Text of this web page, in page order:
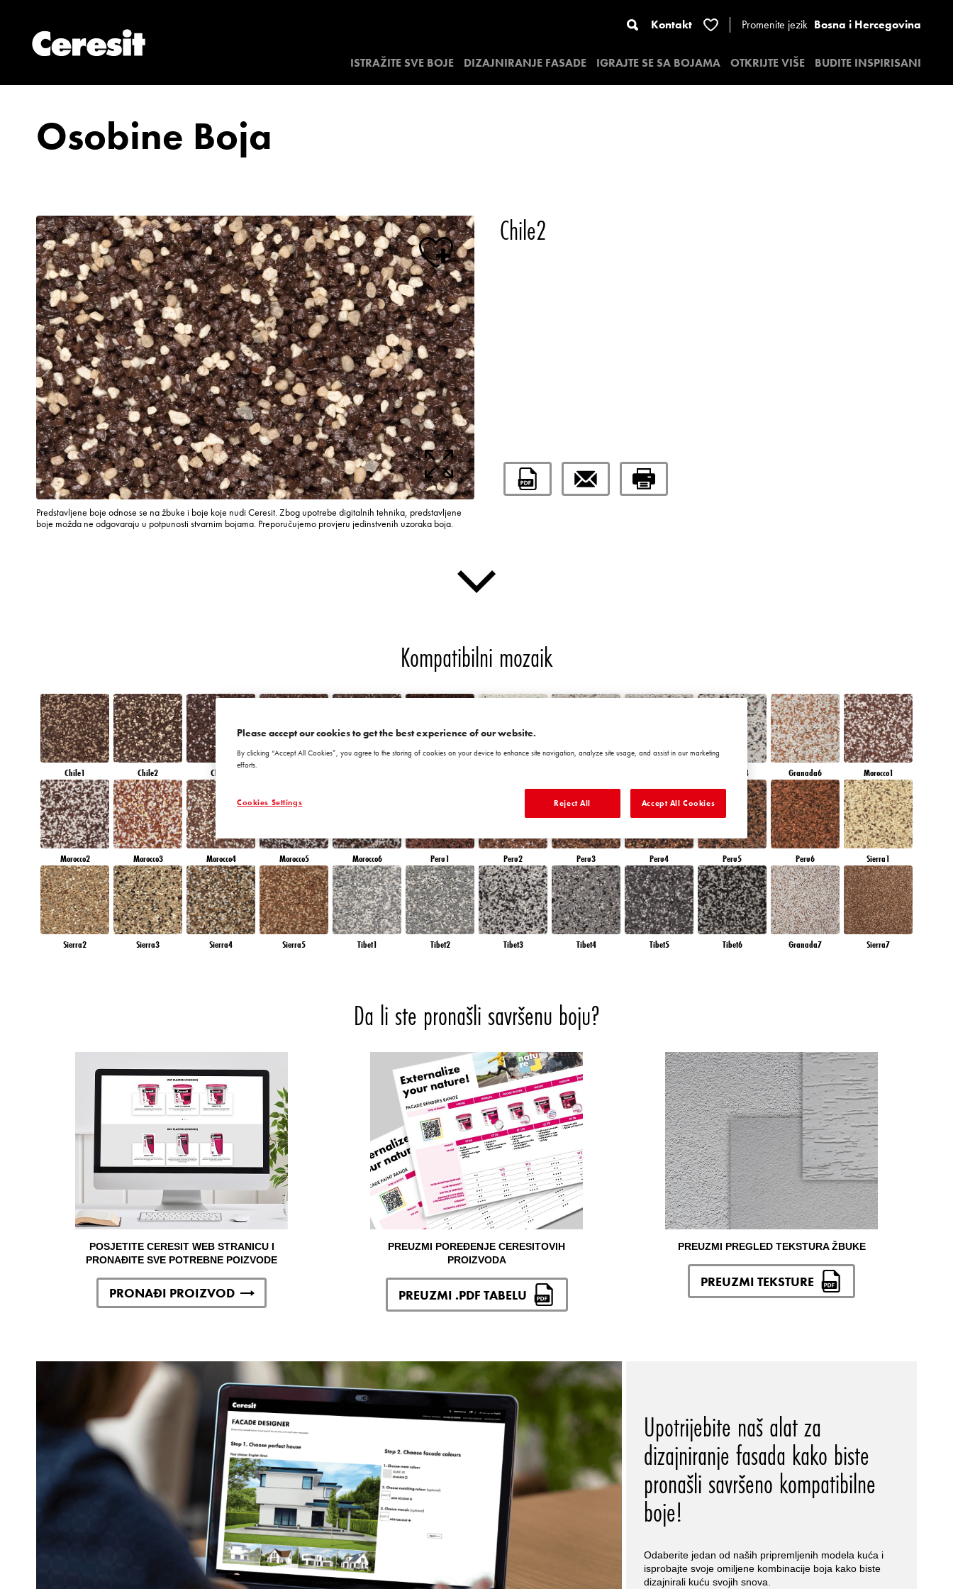
Kontakt Promenite jezik Bosna i Hercegovina
ISTRAŽITE SVE BOJE DIZAJNIRANJE FASADE IGRAJTE SE SA BOJAMA OTKRIJTE VIŠE BUDITE INSPIRISANI
Osobine Boja
Predstavljene boje odnose se na žbuke i boje koje nudi Ceresit. Zbog upotrebe digitalnih tehnika, predstavljene
boje možda ne odgovaraju u potpunosti stvarnim bojama. Preporučujemo provjeru jedinstvenih uzoraka boja.
Chile2
Kompatibilni mozaik
Chile1 Chile2 Chile3 Granada4 Granada6 Morocco1
Morocco2 Morocco3 Morocco4 Morocco5 Morocco6 Peru1 Peru2 Peru3 Peru4 Peru5 Peru6 Sierra1
Sierra2 Sierra3 Sierra4 Sierra5 Tibet1 Tibet2 Tibet3 Tibet4 Tibet5 Tibet6 Granada7 Sierra7
Da li ste pronašli savršenu boju?
POSJETITE CERESIT WEB STRANICU I
PRONAĐITE SVE POTREBNE POIZVODE
PRONAĐI PROIZVOD
PREUZMI POREĐENJE CERESITOVIH
PROIZVODA
PREUZMI .PDF TABELU
PREUZMI PREGLED TEKSTURA ŽBUKE
PREUZMI TEKSTURE
Upotrijebite naš alat za
dizajniranje fasada kako biste
pronašli savršeno kompatibilne
boje!
Odaberite jedan od naših pripremljenih modela kuća i
isprobajte svoje omiljene kombinacije boja kako biste
dizajnirali kuću svojih snova.
Please accept our cookies to get the best experience of our website.
By clicking “Accept All Cookies”, you agree to the storing of cookies on your device to enhance site navigation, analyze site usage, and assist in our marketing
efforts.
Cookies Settings Reject All Accept All Cookies